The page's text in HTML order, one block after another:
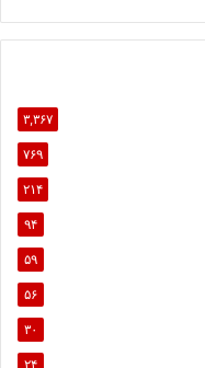
۳,۳۶۷
۷۶۹
۲۱۴
۹۴
۵۹
۵۶
۳۰
۲۴